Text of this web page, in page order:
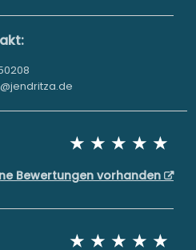
Bewertungen vorhanden